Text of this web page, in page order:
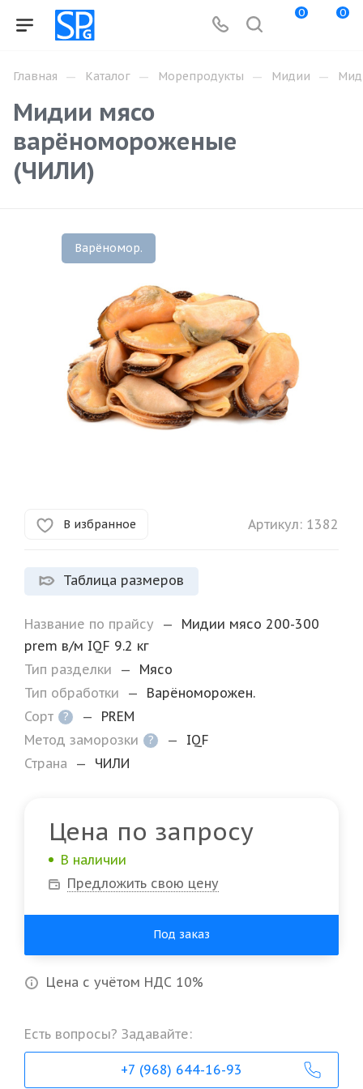
0 0
Главная — Каталог — Морепродукты — Мидии —
Мидии мясо
варёномороженые
(ЧИЛИ)
Варёномор.
В избранное Артикул: 1382
Таблица размеров
Название по прайсу —
Мидии мясо 200-300
prem в/м IQF 9.2 кг
Тип разделки
—
Мясо
Тип обработки
—
Варёноморожен.
Сорт
? —
PREM
Метод заморозки
? —
IQF
Страна
— ЧИЛИ
Цена по запросу
В наличии
Предложить свою цену
Под заказ
Цена с учётом НДС 10%
Есть вопросы? Задавайте:
+7 (968) 644-16-93